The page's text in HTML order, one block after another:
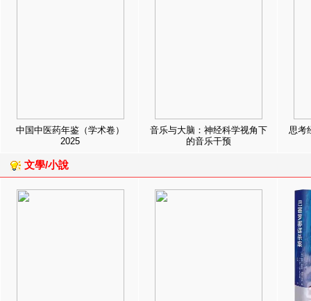
中国中医药年鉴（学术卷）
2025
音乐与大脑：神经科学视角下
的音乐干预
思考
文學/小說